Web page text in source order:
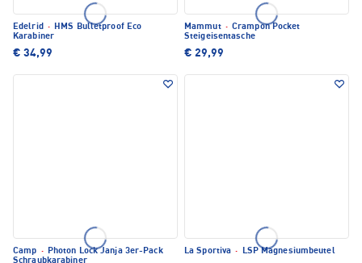
Edelrid · HMS Bulletproof Eco
Karabiner
€ 34,99
Mammut · Crampon Pocket
Steigeisentasche
€ 29,99
Camp · Photon Lock Janja 3er-Pack
Schraubkarabiner
La Sportiva · LSP Magnesiumbeutel